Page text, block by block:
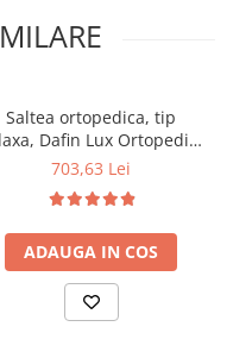
Saltea ortopedica, tip
Dafin Lux Ortopedic,
160x200x21cm, fermitate
Bonell, fata vara-iarna,
sistem de aerisire cu
butoni, Salt Confort
703,63 Lei
ADAUGA IN COS